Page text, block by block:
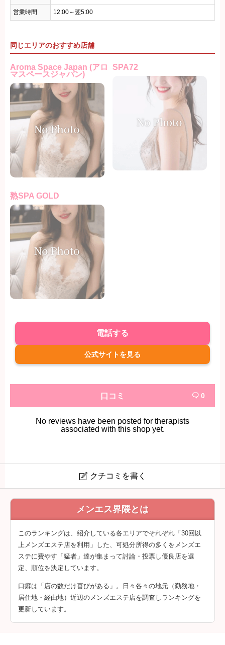
営業時間 12:00～翌5:00
同じエリアのおすすめ店舗
Aroma Space Japan (アロ
マスペースジャパン)
SPA72
熟SPA GOLD
電話する
公式サイトを見る
口コミ  0
No reviews have been posted for therapists
associated with this shop yet.
 クチコミを書く
Jasmin (ジャスミン)
メンエス界隈とは
このランキングは、紹介している各エリアでそれぞれ「30回以
上メンズエステ店を利用」した、可処分所得の多くをメンズエ
ステに費やす「猛者」達が集まって討論・投票し優良店を選
定、順位を決定しています。
口癖は「店の数だけ喜びがある」。日々各々の地元（勤務地・
居住地・経由地）近辺のメンズエステ店を調査しランキングを
更新しています。